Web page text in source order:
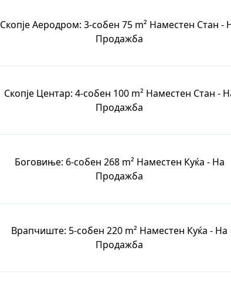
Скопје Аеродром: 3-собен 75 m² Наместен Стан -
Продажба
Скопје Центар: 4-собен 100 m² Наместен Стан -
Продажба
Боговиње: 6-собен 268 m² Наместен Куќа - На
Продажба
Врапчиште: 5-собен 220 m² Наместен Куќа - На
Продажба